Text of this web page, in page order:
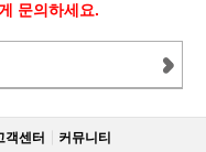
문의하세요.
객센터 커뮤니티